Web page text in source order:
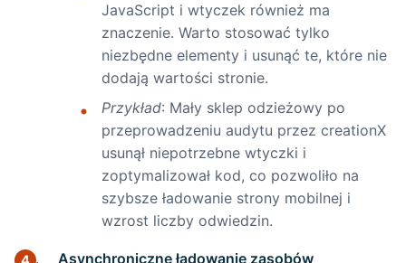
JavaScript i wtyczek również ma
znaczenie. Warto stosować tylko
niezbędne elementy i usunąć te, które nie
dodają wartości stronie.
Przykład: Mały sklep odzieżowy po
przeprowadzeniu audytu przez creationX
usunął niepotrzebne wtyczki i
zoptymalizował kod, co pozwoliło na
szybsze ładowanie strony mobilnej i
wzrost liczby odwiedzin.
Asynchroniczne ładowanie zasobów